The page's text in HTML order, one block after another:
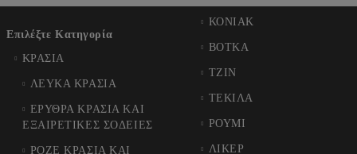
Επιλέξτε Κατηγορία
ΚΡΑΣΙΑ
ΛΕΥΚΑ ΚΡΑΣΙΑ
ΕΡΥΘΡΑ ΚΡΑΣΙΑ ΚΑΙ
ΕΞΑΙΡΕΤΙΚΕΣ ΣΟΔΕΙΕΣ
ΡΟΖΕ ΚΡΑΣΙΑ ΚΑΙ
ΚΟΝΙΑΚ
ΒΟΤΚΑ
ΤΖΙΝ
ΤΕΚΙΛΑ
ΡΟΥΜΙ
ΛΙΚΕΡ